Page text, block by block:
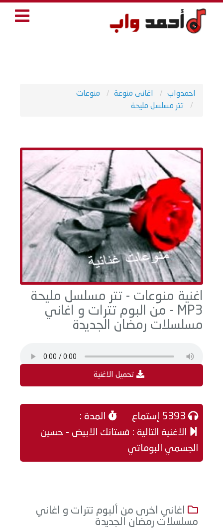
احمدواب اغانى منوعة
منوعات
تتر مسلسل مليحة
اغنية منوعات - تتر مسلسل مليحة
MP3 - من البوم تترات و اغاني
مسلسلات رمضان الجديدة
تحميل الاغنية
المدة :
الاغنية التالية : فستانك الابيض - حسين
الجسمي البوماتي
اغاني اخرى من ألبوم تترات و اغاني
مسلسلات رمضان الجديدة